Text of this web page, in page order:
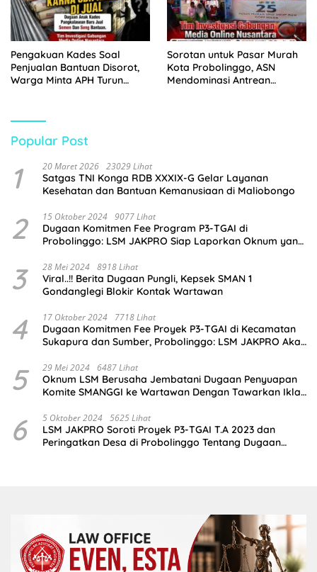
Pengakuan Kades Soal
Penjualan Bantuan Disorot,
Warga Minta APH Turun
Sorotan untuk Pasar Murah
Kota Probolinggo, ASN
Mendominasi Antrean
Popular Post
1 20 Maret 2026 23029 Lihat
Satgas TNI Konga RDB XXXIX-G Gelar Layanan
Kesehatan dan Bantuan Kemanusiaan di Maliobongo
2 15 Oktober 2024 9077 Lihat
Dugaan Komitmen Fee Program P3-TGAI di
Probolinggo: LSM JAKPRO Siap Laporkan Oknum yang
3 28 Mei 2024 8918 Lihat
Viral..!! Berita Dugaan Pungli, Kepsek SMAN 1
Gondanglegi Blokir Kontak Wartawan
4 17 Oktober 2024 7718 Lihat
Dugaan Komitmen Fee Proyek P3-TGAI di Kecamatan
Sukapura dan Sumber, Probolinggo: LSM JAKPRO Akan
5 29 Mei 2024 6487 Lihat
Oknum LSM Berusaha Jembatani Dugaan Penyuapan
Komite SMANGGI ke Wartawan Dengan Tawarkan Iklan
6 5 Oktober 2024 5625 Lihat
LSM JAKPRO Soroti Proyek P3-TGAI T.A 2023 dan
Peringatkan Desa di Probolinggo Tentang Dugaan